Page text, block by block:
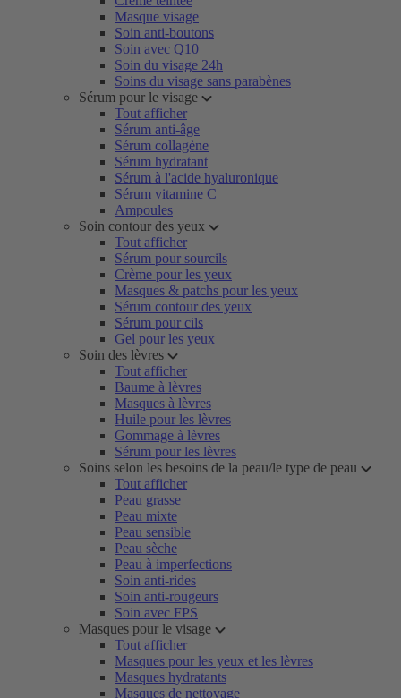
Masque visage
Soin anti-boutons
Soin avec Q10
Soin du visage 24h
Soins du visage sans parabènes
Sérum pour le visage
Tout afficher
Sérum anti-âge
Sérum collagène
Sérum hydratant
Sérum à l'acide hyaluronique
Sérum vitamine C
Ampoules
Soin contour des yeux
Tout afficher
Sérum pour sourcils
Crème pour les yeux
Masques & patchs pour les yeux
Sérum contour des yeux
Sérum pour cils
Gel pour les yeux
Soin des lèvres
Tout afficher
Baume à lèvres
Masques à lèvres
Huile pour les lèvres
Gommage à lèvres
Sérum pour les lèvres
Soins selon les besoins de la peau/le type de peau
Tout afficher
Peau grasse
Peau mixte
Peau sensible
Peau sèche
Peau à imperfections
Soin anti-rides
Soin anti-rougeurs
Soin avec FPS
Masques pour le visage
Tout afficher
Masques pour les yeux et les lèvres
Masques hydratants
Masques de nettoyage